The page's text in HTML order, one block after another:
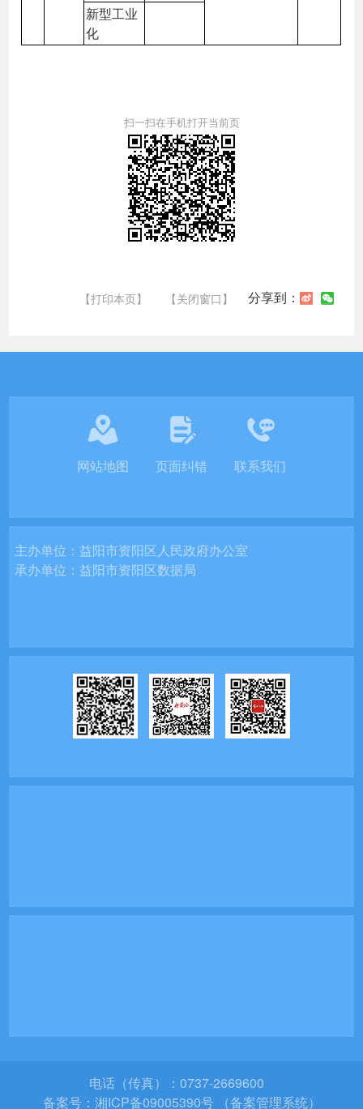
新型工业
化
扫一扫在手机打开当前页
【打印本页】 【关闭窗口】 分享到：
网站地图 页面纠错 联系我们
主办单位：益阳市资阳区人民政府办公室
承办单位：益阳市资阳区数据局
电话（传真）：0737-2669600
备案号： 湘ICP备09005390号 （备案管理系统）